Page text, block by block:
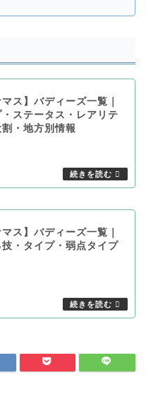
マス】バディーズ一覧｜
・ステータス・レアリテ
割・地方別情報
マス】バディーズ一覧｜
・タイプ・弱点タイプ